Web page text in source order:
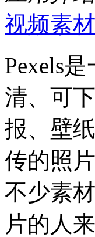
视频素材
Pexels
清、可
报、壁
传的照
不少素
片的人